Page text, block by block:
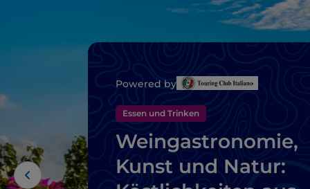
Powered by
Essen und Trinken
Weingastronomie,
Kunst und Natur: